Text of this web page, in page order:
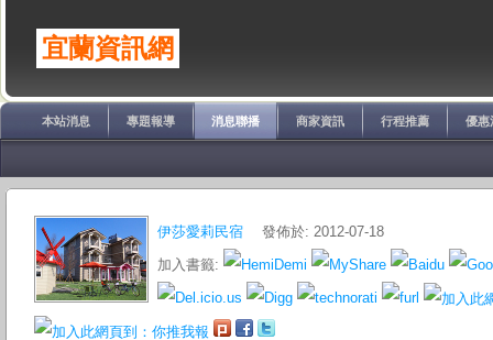
宜蘭資訊網
本站消息 專題報導 消息聯播 商家資訊 行程推薦 優惠
伊莎愛莉民宿
發佈於: 2012-07-18
加入書籤: